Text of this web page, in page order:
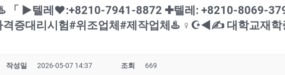
「 ▶텔레♥:+8210-7941-8872 ✚텔레: +8210-8069-
격증대리시험#위조업체#제작업체♨️ ♀☪◀✍ 대학교재학
작성일 2026-05-07 14:37 조회 669